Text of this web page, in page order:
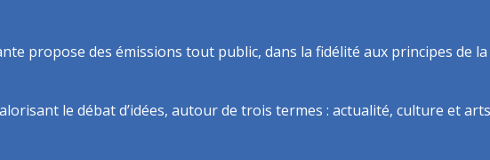
propose des émissions tout public, dans la fidélité aux principes de
le débat d’idées, autour de trois termes : actualité, culture et